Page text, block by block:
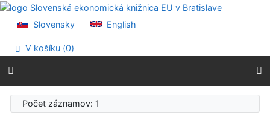
Prejsť na obsah
Prehlásenie o webovej prístupnosti
Slovensky English
V košíku (0)
Počet záznamov: 1